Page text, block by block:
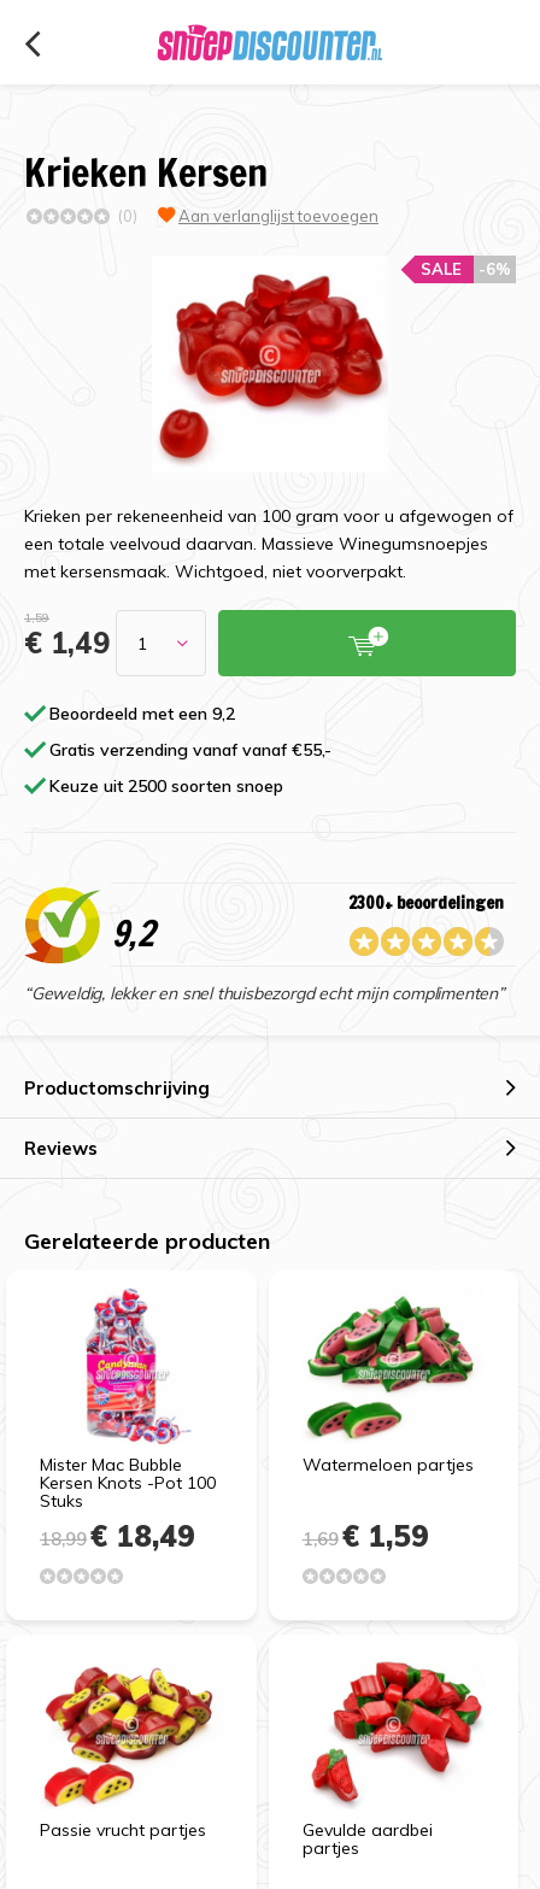
Krieken Kersen
(0) Aan verlanglijst toevoegen
-6%
SALE
Krieken per rekeneenheid van 100 gram voor u afgewogen of
een totale veelvoud daarvan. Massieve Winegumsnoepjes
met kersensmaak. Wichtgoed, niet voorverpakt.
1,59
€ 1,49
Beoordeeld met een 9,2
Gratis verzending vanaf vanaf €55,-
Keuze uit 2500 soorten snoep
9,2
2300+ beoordelingen
“Geweldig, lekker en snel thuisbezorgd echt mijn complimenten”
Productomschrijving
Reviews
Gerelateerde producten
Mister Mac Bubble
Kersen Knots -Pot 100
Stuks
18,99€ 18,49
Watermeloen partjes
1,69€ 1,59
Passie vrucht partjes
Gevulde aardbei
partjes